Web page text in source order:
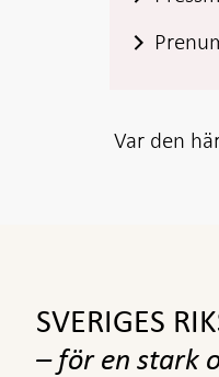
Var den
SVERIGES
– för en stark